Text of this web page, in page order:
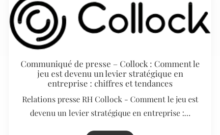
Communiqué de presse – Collock : Comment le
jeu est devenu un levier stratégique en
entreprise : chiffres et tendances
Relations presse RH Collock - Comment le jeu est
devenu un levier stratégique en entreprise :…